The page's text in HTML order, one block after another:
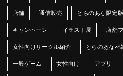
店舗 通信販売 とらのあな限定版
キャンペーン イラスト展 店舗
女性向けサークル紹介 とらのあな×
一般ゲーム 女性向け アプリ